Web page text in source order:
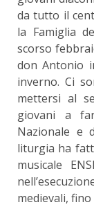
da tutto il
la Famiglia
scorso
don Antonio
inverno. Ci
mettersi al
giovani a far
Nazionale
liturgia ha
musicale
medievali,